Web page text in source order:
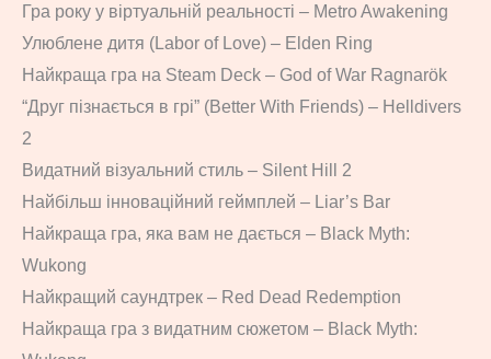
Гра року у віртуальній реальності – Metro Awakening
Улюблене дитя (Labor of Love) – Elden Ring
Найкраща гра на Steam Deck – God of War Ragnarök
“Друг пізнається в грі” (Better With Friends) – Helldivers
2
Видатний візуальний стиль – Silent Hill 2
Найбільш інноваційний геймплей – Liar’s Bar
Найкраща гра, яка вам не дається – Black Myth:
Wukong
Найкращий саундтрек – Red Dead Redemption
Найкраща гра з видатним сюжетом – Black Myth: